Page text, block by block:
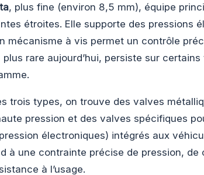
, plus fine (environ 8,5 mm), équipe
étroites. Elle supporte des pressions
mécanisme à vis permet un contrôle
plus rare aujourd’hui, persiste sur
trois types, on trouve des valves
pression et des valves spécifiques
électroniques) intégrés aux
à une contrainte précise de pression,
à l’usage.